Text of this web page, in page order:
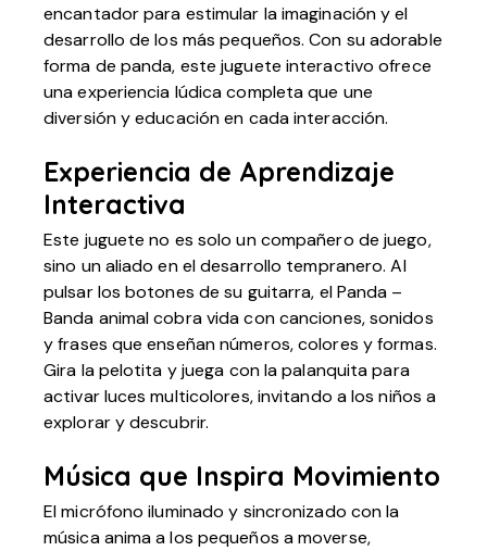
encantador para estimular la imaginación y el
desarrollo de los más pequeños. Con su adorable
forma de panda, este juguete interactivo ofrece
una experiencia lúdica completa que une
diversión y educación en cada interacción.
Experiencia de Aprendizaje
Interactiva
Este juguete no es solo un compañero de juego,
sino un aliado en el desarrollo tempranero. Al
pulsar los botones de su guitarra, el Panda –
Banda animal cobra vida con canciones, sonidos
y frases que enseñan números, colores y formas.
Gira la pelotita y juega con la palanquita para
activar luces multicolores, invitando a los niños a
explorar y descubrir.
Música que Inspira Movimiento
El micrófono iluminado y sincronizado con la
música anima a los pequeños a moverse,